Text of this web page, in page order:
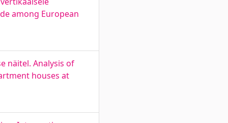
among European
näitel. Analysis of
houses at